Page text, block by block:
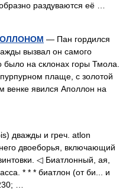
раздуваются её …
— Пан гордился
вызвал он самого
на склонах горы Тмола.
плаще, с золотой
венке явился Аполлон на
дважды и греч. atlon
двоеборья, включающий
◁ Биатлонный, ая,
* * * биатлон (от би... и
…